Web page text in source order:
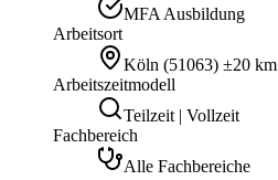
MFA Ausbildung
Arbeitsort
Köln (51063) ±20 km
Arbeitszeitmodell
Teilzeit | Vollzeit
Fachbereich
Alle Fachbereiche